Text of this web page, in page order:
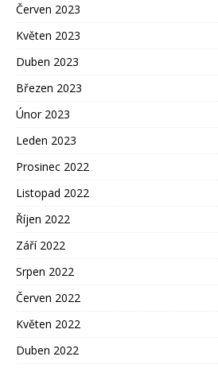
Červen 2023
Květen 2023
Duben 2023
Březen 2023
Únor 2023
Leden 2023
Prosinec 2022
Listopad 2022
Říjen 2022
Září 2022
Srpen 2022
Červen 2022
Květen 2022
Duben 2022